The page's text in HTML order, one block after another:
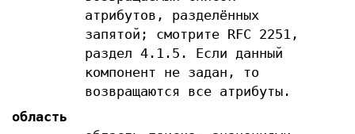
атрибутов, разделённых
запятой; смотрите RFC 2251,
раздел 4.1.5. Если данный
компонент не задан, то
возвращаются все атрибуты.
область